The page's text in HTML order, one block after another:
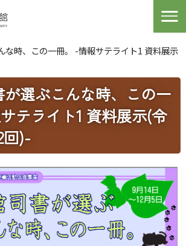
Open
ログインする
標準 青
黒
表示
読み上げ
な時、この一冊。 -情報サテライト1 資料展示
選ぶこんな時、この一
テライト1 資料展示(令
回)-